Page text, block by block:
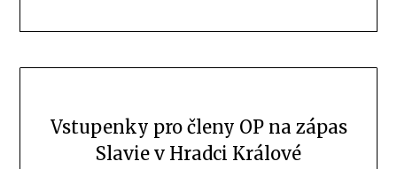
Vstupenky pro členy OP na zápas
Slavie v Hradci Králové